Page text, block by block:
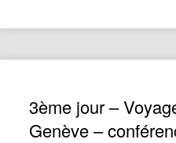
3ème jour –
Genève –